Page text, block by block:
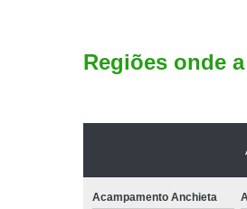
Regiões onde
Acampamento Anchieta